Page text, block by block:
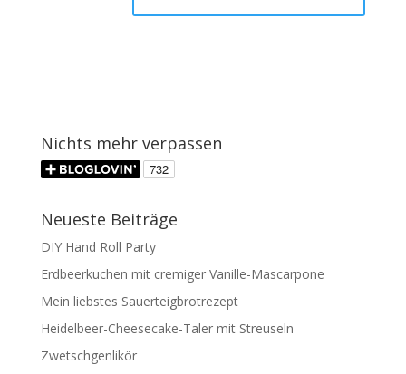
Nichts mehr verpassen
Neueste Beiträge
DIY Hand Roll Party
Erdbeerkuchen mit cremiger Vanille-Mascarpone
Mein liebstes Sauerteigbrotrezept
Heidelbeer-Cheesecake-Taler mit Streuseln
Zwetschgenlikör